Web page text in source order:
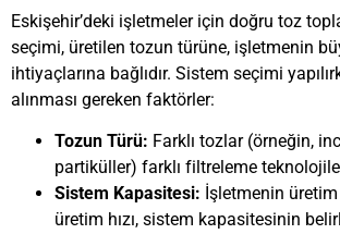
Eskişehir’deki işletmeler için doğru toz
seçimi, üretilen tozun türüne, işletmenin
ihtiyaçlarına bağlıdır. Sistem seçimi
alınması gereken faktörler:
Tozun Türü: Farklı tozlar (örneğin,
partiküller) farklı filtreleme
Sistem Kapasitesi: İşletmenin
üretim hızı, sistem kapasitesinin